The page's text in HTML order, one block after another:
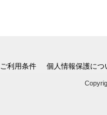
ご利用条件 個人情報保護につ